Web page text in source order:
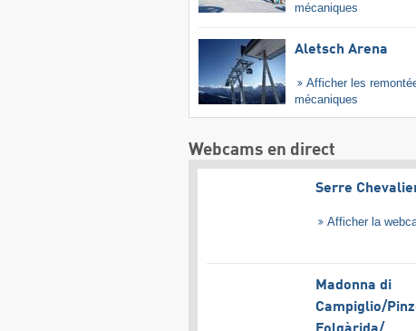
mécaniques
Aletsch Arena
Afficher les
mécaniques
Webcams en direct
Serre
Afficher la
Madonna di
Campiglio/​